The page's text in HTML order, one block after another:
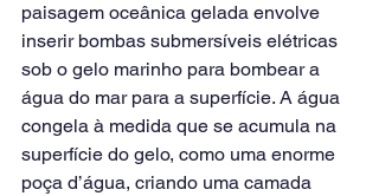
paisagem oceânica gelada envolve
inserir bombas submersíveis elétricas
sob o gelo marinho para bombear a
água do mar para a superfície. A água
congela à medida que se acumula na
superfície do gelo, como uma enorme
poça d’água, criando uma camada